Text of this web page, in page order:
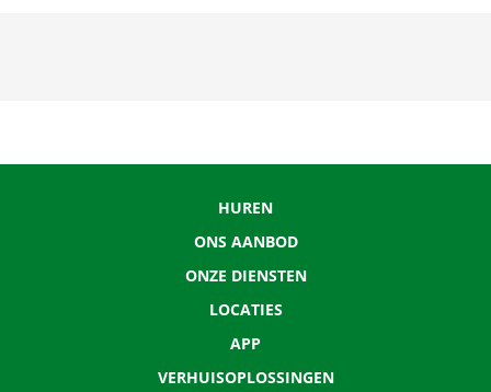
HUREN
ONS AANBOD
ONZE DIENSTEN
LOCATIES
APP
VERHUISOPLOSSINGEN